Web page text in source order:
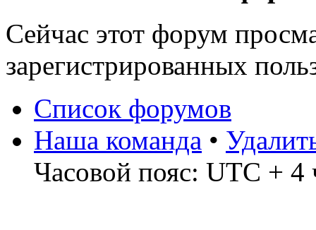
Сейчас этот форум
зарегистрированных
Список форумов
Наша команда •
Часовой пояс: UTC + 4